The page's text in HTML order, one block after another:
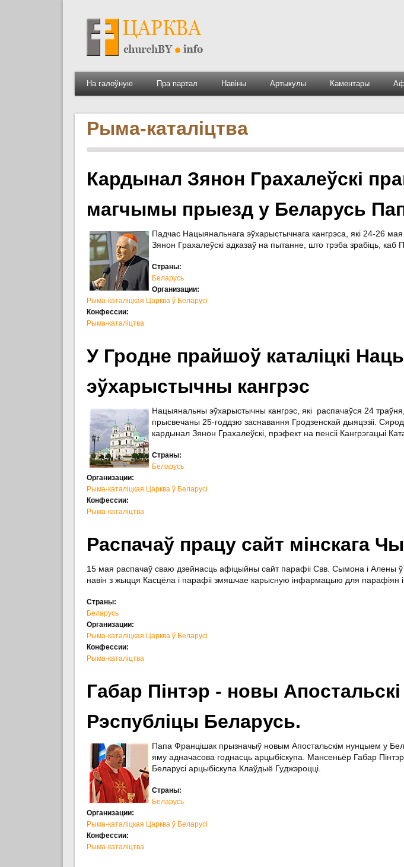
На галоўную Пра партал Навіны Артыкулы Каментары
Рыма-каталіцтва
Кардынал Зянон Грахалеўскі
магчымы прыезд у Беларусь
Падчас Нацыянальнага эўхарыстычнага кангрэса, які 24-26
Зянон Грахалеўскі адказаў на пытанне, што трэба зрабіць, каб
Страны:
Беларусь
Организации:
Рыма-каталіцкая Царква ў Беларусі
Конфессии:
Рыма-каталіцтва
У Гродне прайшоў каталіцкі
эўхарыстычны кангрэс
Нацыянальны эўхарыстычны кангрэс, які распачаўся 24
прысвечаны 25-годдзю заснавання Гродзенскай дыяцэзіі.
кардынал Зянон Грахалеўскі, прэфект на пенсіі Кангрэгацыі
Страны:
Беларусь
Организации:
Рыма-каталіцкая Царква ў Беларусі
Конфессии:
Рыма-каталіцтва
Распачаў працу сайт мінскага
15 мая распачаў сваю дзейнасць афіцыйны сайт парафіі Свв. Сымона і Алены
навін з жыцця Касцёла і парафіі змяшчае карысную інфармацыю для парафіян і
Страны:
Беларусь
Организации:
Рыма-каталіцкая Царква ў Беларусі
Конфессии:
Рыма-каталіцтва
Габар Пінтэр - новы
Рэспубліцы Беларусь.
Папа Францішак прызначыў новым Апостальскім нунцыем у
яму адначасова годнасць арцыбіскупа. Мансеньёр Габар
Беларусі арцыбіскупа Клаўдыё Гуджэроцці.
Страны:
Беларусь
Организации:
Рыма-каталіцкая Царква ў Беларусі
Конфессии:
Рыма-каталіцтва